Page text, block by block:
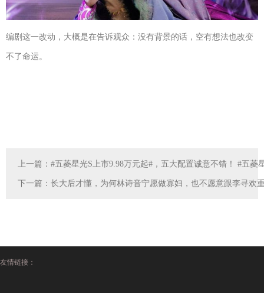
编剧这一改动，大概是在告诉观众：没有背景的话，空有想法也改变
不了命运。
上一篇： #五菱星光S上市9.98万元起#，五大配置诚意不错！ #五菱
下一篇： 长大后才懂，为何林诗音宁愿做寡妇，也不愿意跟李寻欢
友情链接：